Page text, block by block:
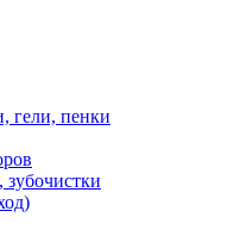
гели, пенки